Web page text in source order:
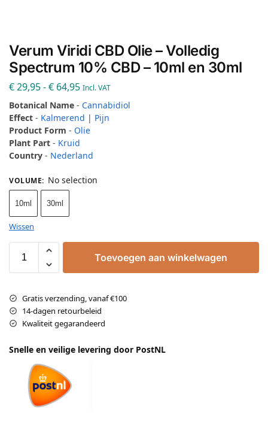
Verum Viridi CBD Olie – Volledig
Spectrum 10% CBD – 10ml en 30ml
€29,95-€ 64,95 Incl. VAT
Botanical Name - Cannabidiol
Effect - Kalmerend | Pijn
Product Form - Olie
Plant Part - Kruid
Country - Nederland
VOLUME: No selection
10ml 30ml
Wissen
Toevoegen aan winkelwagen
Gratis verzending, vanaf €100
14-dagen retourbeleid
Kwaliteit gegarandeerd
Snelle en veilige levering door PostNL